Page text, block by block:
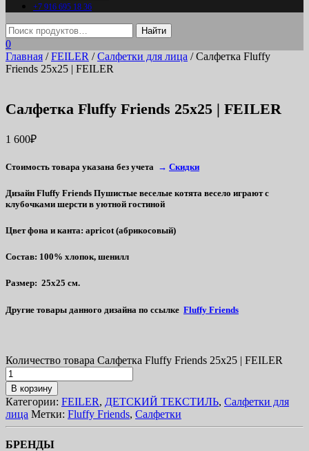
+7 916 695 18 36
0
Главная /FEILER /Салфетки для лица / Салфетка Fluffy
Friends 25х25 | FEILER
Салфетка Fluffy Friends 25х25 | FEILER
1 600₽
Стоимость товара указана без учета → Скидки
Дизайн Fluffy Friends Пушистые веселые котята весело играют с
клубочками шерсти в уютной гостиной
Цвет фона и канта: apricot (абрикосовый)
Состав: 100% хлопок, шенилл
Размер: 25х25 см.
Другие товары данного дизайна по ссылке Fluffy Friends
Количество товара Салфетка Fluffy Friends 25х25 | FEILER
В корзину
Категории: FEILER, ДЕТСКИЙ ТЕКСТИЛЬ, Салфетки для
лица Метки: Fluffy Friends, Салфетки
БРЕНДЫ